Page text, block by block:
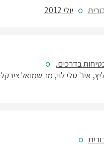
יולי 2012
בדרכים,
אינ' טלי לוי, מר שמואל צירקל